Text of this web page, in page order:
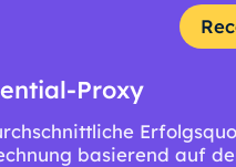
Proxy
basierend auf